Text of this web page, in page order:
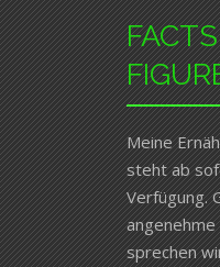
Meine
steht ab
Verfügung.
sprechen